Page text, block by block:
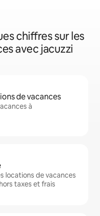
chiffres sur les
avec jacuzzi
de vacances
à
locations de vacances
taxes et frais